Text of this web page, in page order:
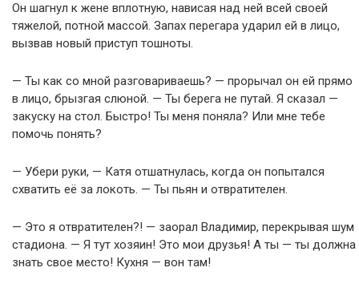
Он шагнул к жене вплотную, нависая над ней всей своей
тяжелой, потной массой. Запах перегара ударил ей в лицо,
вызвав новый приступ тошноты.
— Ты как со мной разговариваешь? — прорычал он ей прямо
в лицо, брызгая слюной. — Ты берега не путай. Я сказал —
закуску на стол. Быстро! Ты меня поняла? Или мне тебе
помочь понять?
— Убери руки, — Катя отшатнулась, когда он попытался
схватить её за локоть. — Ты пьян и отвратителен.
— Это я отвратителен?! — заорал Владимир, перекрывая шум
стадиона. — Я тут хозяин! Это мои друзья! А ты — ты должна
знать свое место! Кухня — вон там!